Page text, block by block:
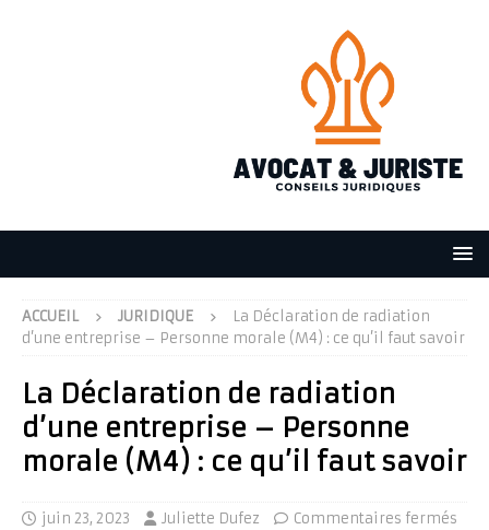
ACCUEIL JURIDIQUE
La Déclaration de radiation
d’une entreprise – Personne morale (M4) : ce qu’il faut savoir
La Déclaration de radiation
d’une entreprise – Personne
morale (M4) : ce qu’il faut savoir
juin 23, 2023 Juliette Dufez Commentaires fermés